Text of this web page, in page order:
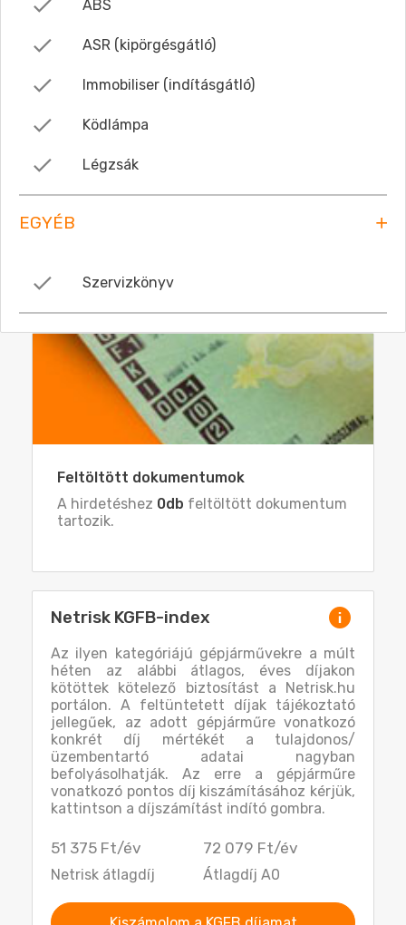
ABS
ASR (kipörgésgátló)
Immobiliser (indításgátló)
Ködlámpa
Légzsák
EGYÉB
Szervizkönyv
Feltöltött dokumentumok
A hirdetéshez 0db feltöltött dokumentum
tartozik.
Netrisk KGFB-index
Az ilyen kategóriájú gépjárművekre a múlt
héten az alábbi átlagos, éves díjakon
kötöttek kötelező biztosítást a Netrisk.hu
portálon. A feltüntetett díjak tájékoztató
jellegűek, az adott gépjárműre vonatkozó
konkrét díj mértékét a tulajdonos/
üzembentartó adatai nagyban
befolyásolhatják. Az erre a gépjárműre
vonatkozó pontos díj kiszámításához kérjük,
kattintson a díjszámítást indító gombra.
51 375 Ft/év
Netrisk átlagdíj
72 079 Ft/év
Átlagdíj A0